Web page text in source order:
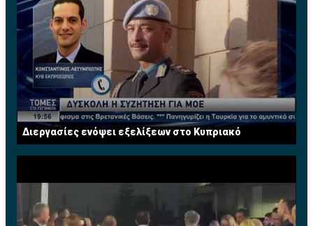
Διεργασίες ενόψει εξελίξεων στο Κυπριακό